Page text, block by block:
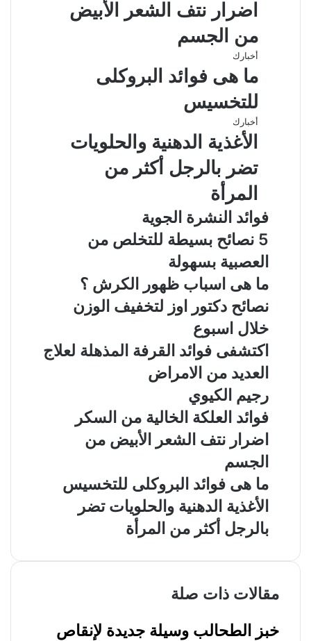
اضرار نتف الشعر الأبيض
من الجسم
أخبارك
ما هى فوائد البروكلى
للتخسيس
أخبارك
الأغذية الدهنية والحلويات
تضر بالرجل أكثر من
المرأة
فوائد النشرة الجوية
5 نصائح بسيطة للتخلص من
العصبية بسهولة
ما هى اسباب ظهور الكرش ؟
نصائح دكتور اوز لتخفيف الوزن
خلال اسبوع
اكتشفى فوائد القرفة المذهلة لعلاج
العديد من الامراض
رجيم الكيوي
فوائد العلكة الخالية من السكر
اضرار نتف الشعر الأبيض من
الجسم
ما هى فوائد البروكلى للتخسيس
الأغذية الدهنية والحلويات تضر
بالرجل أكثر من المرأة
مقالات ذات صلة
خبز الطحالب وسيلة جديدة لإنقاص